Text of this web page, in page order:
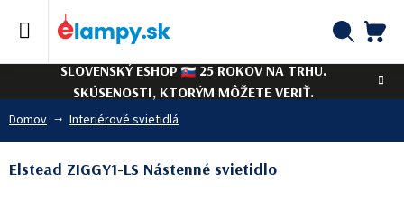
SLOVENSKÝ ESHOP
25 ROKOV NA TRHU.
SKÚSENOSTI, KTORÝM MÔŽETE VERIŤ.
Domov Interiérové svietidlá
Elstead ZIGGY1-LS Nástenné svietidlo